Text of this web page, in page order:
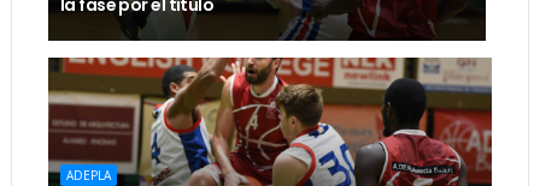
la fase por el título
ADEPLA